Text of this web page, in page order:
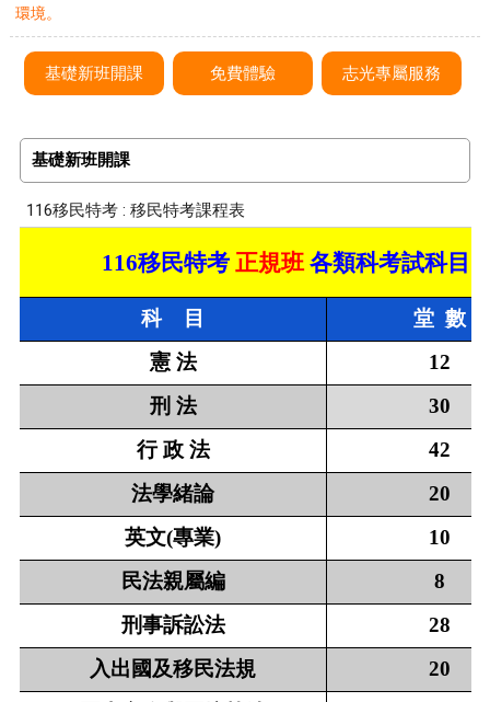
環境。
基礎新班開課 免費體驗 志光專屬服務
基礎新班開課